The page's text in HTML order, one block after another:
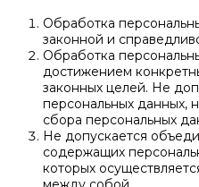
Обработка
законной и
Обработка
достижением
законных целей. Не
персональных данных,
сбора персональных
Не допускается
содержащих
которых